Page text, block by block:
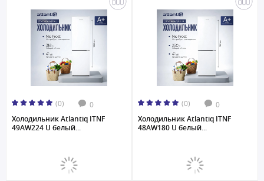
(0) 0
Холодильник Atlantiq ITNF
49AW224 U белый...
(0) 0
Холодильник Atlantiq ITNF
48AW180 U белый...